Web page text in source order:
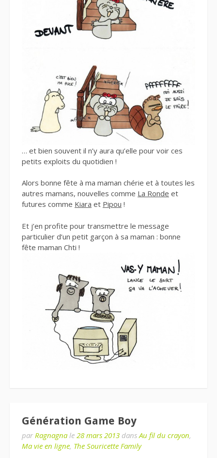
… et bien souvent il n’y aura qu’elle pour voir ces
petits exploits du quotidien !
Alors bonne fête à ma maman chérie et à toutes les
autres mamans, nouvelles comme La Ronde et
futures comme Kiara et Pipou !
Et j’en profite pour transmettre le message
particulier d’un petit garçon à sa maman : bonne
fête maman Chti !
Génération Game Boy
par Ragnagna le 28 mars 2013 dans Au fil du crayon,
Ma vie en ligne, The Souricette Family